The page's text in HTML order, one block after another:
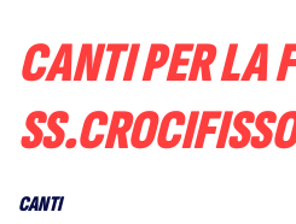
CANTI PER LA
CANTI